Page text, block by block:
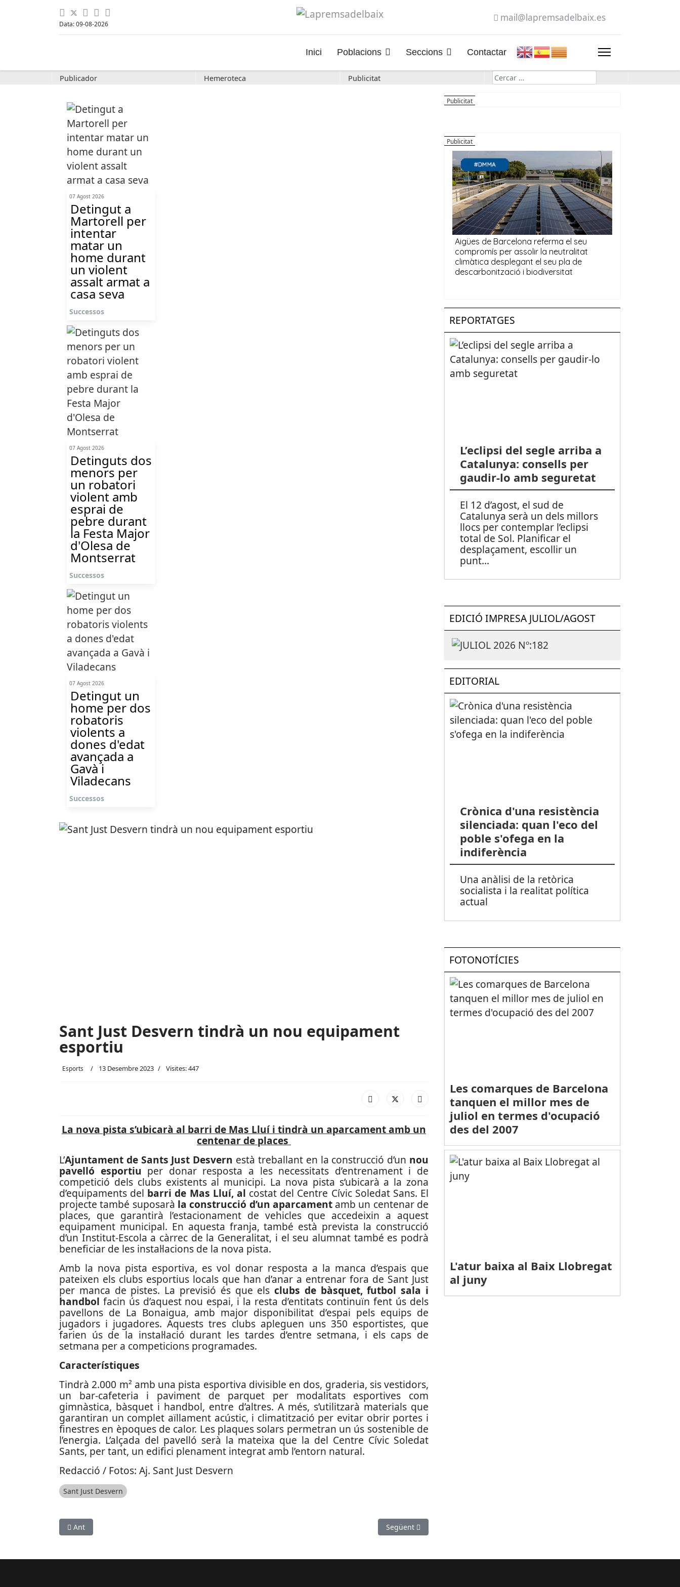
Data: 09-08-2026
mail@lapremsadelbaix.es
Inici Poblacions Seccions Contactar
Publicador Hemeroteca Publicitat Cerca
07 Agost 2026
Detingut a
Martorell per
intentar
matar un
home durant
un violent
assalt armat a
casa seva
Successos
07 Agost 2026
Detinguts dos
menors per
un robatori
violent amb
esprai de
pebre durant
la Festa Major
d'Olesa de
Montserrat
Successos
07 Agost 2026
Detingut un
home per dos
robatoris
violents a
dones d'edat
avançada a
Gavà i
Viladecans
Successos
Sant Just Desvern tindrà un nou equipament
esportiu
Esports 13 Desembre 2023 Visites: 447
La nova pista s’ubicarà al barri de Mas Lluí i tindrà un aparcament amb un
centenar de places
L’Ajuntament de Sants Just Desvern està treballant en la construcció d’un nou
pavelló esportiu per donar resposta a les necessitats d’entrenament i de
competició dels clubs existents al municipi. La nova pista s’ubicarà a la zona
d’equipaments del barri de Mas Lluí, al costat del Centre Cívic Soledat Sans. El
projecte també suposarà la construcció d’un aparcament amb un centenar de
places, que garantirà l’estacionament de vehicles que accedeixin a aquest
equipament municipal. En aquesta franja, també està prevista la construcció
d’un Institut-Escola a càrrec de la Generalitat, i el seu alumnat també es podrà
beneficiar de les instal·lacions de la nova pista.
Amb la nova pista esportiva, es vol donar resposta a la manca d’espais que
pateixen els clubs esportius locals que han d’anar a entrenar fora de Sant Just
per manca de pistes. La previsió és que elsclubs de bàsquet, futbol sala i
handbol facin ús d’aquest nou espai, i la resta d’entitats continuïn fent ús dels
pavellons de La Bonaigua, amb major disponibilitat d’espai pels equips de
jugadors i jugadores. Aquests tres clubs apleguen uns 350 esportistes, que
farien ús de la instal·lació durant les tardes d’entre setmana, i els caps de
setmana per a competicions programades.
Característiques
Tindrà 2.000 m² amb una pista esportiva divisible en dos, graderia, sis vestidors,
un bar-cafeteria i paviment de parquet per modalitats esportives com
gimnàstica, bàsquet i handbol, entre d’altres. A més, s’utilitzarà materials que
garantiran un complet aïllament acústic, i climatització per evitar obrir portes i
finestres en èpoques de calor. Les plaques solars permetran un ús sostenible de
l’energia. L’alçada del pavelló serà la mateixa que la del Centre Cívic Soledat
Sants, per tant, un edifici plenament integrat amb l’entorn natural.
Redacció / Fotos: Aj. Sant Just Desvern
Sant Just Desvern
Article anterior: Roselis Silva (Barça CBS) s’acomiada de la temporada
Ant Article següent: Pol Espinosa i Rebeca Suárez guanyen La Sansi de Viladecans
Següent
REPORTATGES
L’eclipsi del segle arriba a
Catalunya: consells per
gaudir-lo amb seguretat
El 12 d’agost, el sud de
Catalunya serà un dels millors
llocs per contemplar l’eclipsi
total de Sol. Planificar el
desplaçament, escollir un
punt...
EDICIÓ IMPRESA JULIOL/AGOST
EDITORIAL
Crònica d'una resistència
silenciada: quan l'eco del
poble s'ofega en la
indiferència
Una anàlisi de la retòrica
socialista i la realitat política
actual
FOTONOTÍCIES
Les comarques de Barcelona
tanquen el millor mes de
juliol en termes d'ocupació
des del 2007
L'atur baixa al Baix Llobregat
al juny